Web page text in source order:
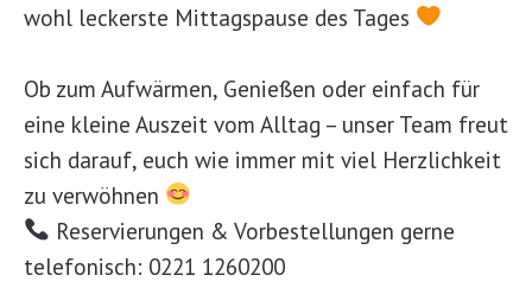
wohl leckerste Mittagspause des Tages
Ob zum Aufwärmen, Genießen oder einfach für
eine kleine Auszeit vom Alltag – unser Team freut
sich darauf, euch wie immer mit viel Herzlichkeit
zu verwöhnen
Reservierungen & Vorbestellungen gerne
telefonisch: 0221 1260200